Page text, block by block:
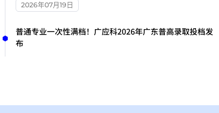
2026年07月19日
普通专业一次性满档！广应科2026年广东普高录取投档发
布